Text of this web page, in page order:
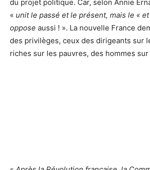
du projet politique. Car, selon Annie
« unit le passé et le présent, mais le « et
oppose aussi ! ». La nouvelle France
des privilèges, ceux des dirigeants sur
riches sur les pauvres, des hommes